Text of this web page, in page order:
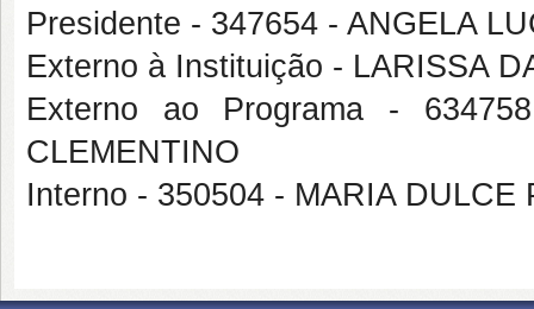
Presidente - 347654 - ANGELA
Externo à Instituição - LARISSA
Externo ao Programa -
CLEMENTINO
Interno - 350504 - MARIA